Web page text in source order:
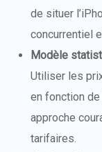
de situer
concurrentiel
Modèle
Utiliser les
en fonction de
approche
tarifaires.